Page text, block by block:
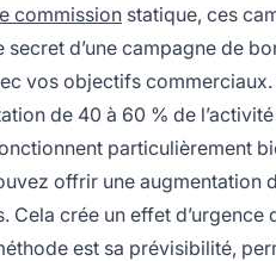
commission statique, ces
secret d’une campagne de
vos objectifs
de 40 à 60 % de
particulièrement
offrir une augmentation
crée un effet d’urgence
est sa prévisibilité,